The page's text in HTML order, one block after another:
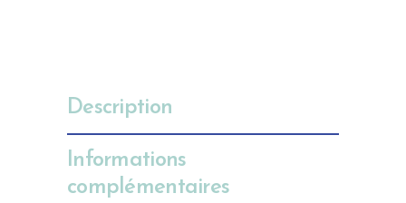
Description
Informations
complémentaires